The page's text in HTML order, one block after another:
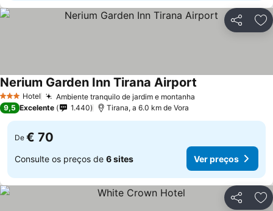
Partilhar
3 EstrelasHotel Ambiente tranquilo de jardim e montanha
Nerium Garden Inn Tirana Airport
9,5 Excelente 1.440 Tirana, a 6.0 km de Vora
De € 70
Consulte os preços de 6 sites Ver preços
Partilhar